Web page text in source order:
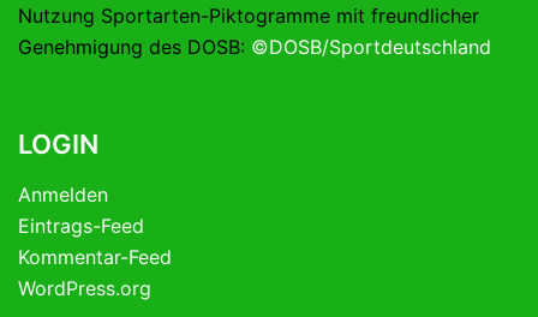
Nutzung Sportarten-Piktogramme mit freundlicher
Genehmigung des DOSB: ©DOSB/Sportdeutschland
LOGIN
Anmelden
Eintrags-Feed
Kommentar-Feed
WordPress.org